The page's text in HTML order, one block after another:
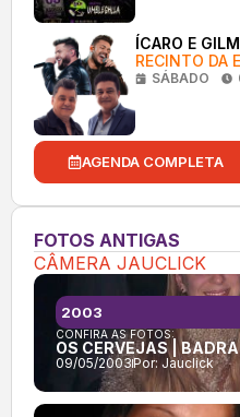
ÍCARO E
RECINTO DA
SÁBADO
AGENDA COMPLETA
FOTOS ANTIGAS
CÂMERA JAUCLICK
CONFIRA AS FOTOS:
OS CERVEJAS | BADRA
09/05/2003Por: Jauclick
2003